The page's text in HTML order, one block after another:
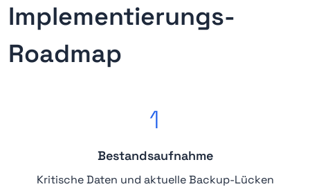
Implementierungs-
Roadmap
1
Bestandsaufnahme
Kritische Daten und aktuelle Backup-Lücken